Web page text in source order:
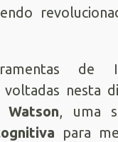
de
nesta
Watson, uma
para